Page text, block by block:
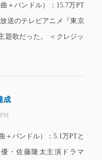
＋バンドル）：15.7万PT
送のテレビアニメ『東京
題歌だった。 ＜クレジッ
成
＋バンドル）：5.1万PTと
・佐藤隆太主演ドラマ